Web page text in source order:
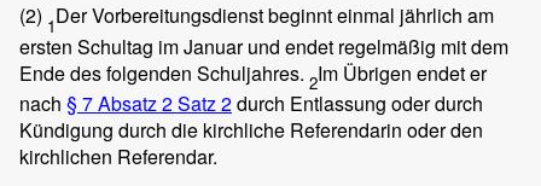
(2) 1Der Vorbereitungsdienst beginnt einmal jährlich am
ersten Schultag im Januar und endet regelmäßig mit dem
Ende des folgenden Schuljahres. 2Im Übrigen endet er
nach § 7 Absatz 2 Satz 2durch Entlassung oder durch
Kündigung durch die kirchliche Referendarin oder den
kirchlichen Referendar.